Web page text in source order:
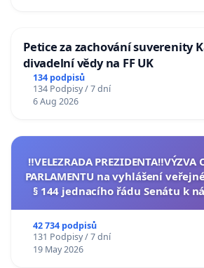
Petice za zachování suverenity
divadelní vědy na FF UK
134 podpisů
134 Podpisy / 7 dní
6 Aug 2026
‼️VELEZRADA PREZIDENTA‼️VÝZVA
PARLAMENTU na vyhlášení
§ 144 jednacího řádu Senátu k
42 734 podpisů
131 Podpisy / 7 dní
19 May 2026